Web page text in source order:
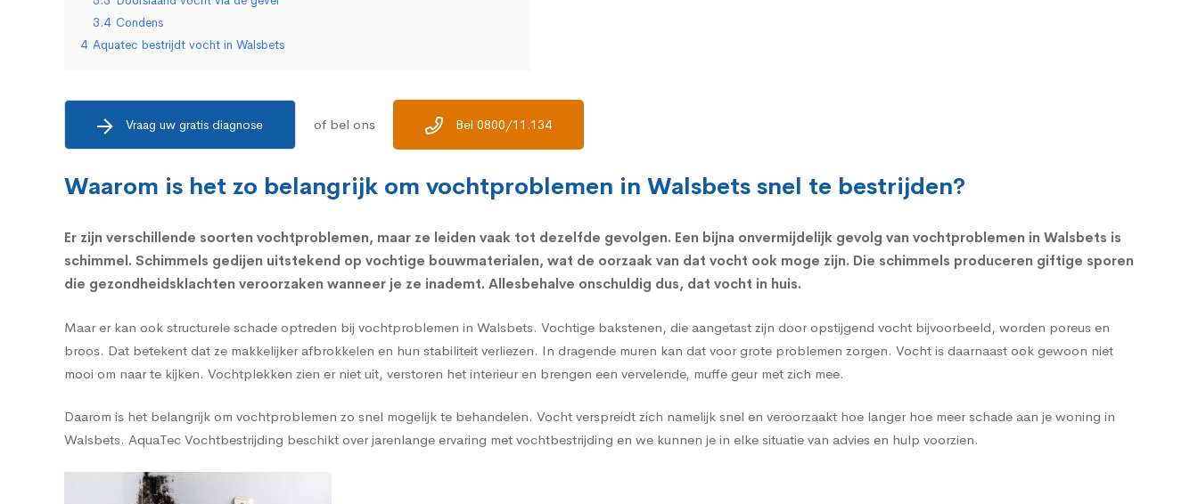
3.4 Condens
4 Aquatec bestrijdt vocht in Walsbets
Vraag uw gratis diagnose of bel ons Bel 0800/11.134
Waarom is het zo belangrijk om vochtproblemen in Walsbets snel te bestrijden?
Er zijn verschillende soorten vochtproblemen, maar ze leiden vaak tot dezelfde gevolgen. Een bijna onvermijdelijk gevolg van vochtproblemen in Walsbets is
schimmel. Schimmels gedijen uitstekend op vochtige bouwmaterialen, wat de oorzaak van dat vocht ook moge zijn. Die schimmels produceren giftige sporen
die gezondheidsklachten veroorzaken wanneer je ze inademt. Allesbehalve onschuldig dus, dat vocht in huis.
Maar er kan ook structurele schade optreden bij vochtproblemen in Walsbets. Vochtige bakstenen, die aangetast zijn door opstijgend vocht bijvoorbeeld, worden poreus en
broos. Dat betekent dat ze makkelijker afbrokkelen en hun stabiliteit verliezen. In dragende muren kan dat voor grote problemen zorgen. Vocht is daarnaast ook gewoon niet
mooi om naar te kijken. Vochtplekken zien er niet uit, verstoren het interieur en brengen een vervelende, muffe geur met zich mee.
Daarom is het belangrijk om vochtproblemen zo snel mogelijk te behandelen. Vocht verspreidt zich namelijk snel en veroorzaakt hoe langer hoe meer schade aan je woning in
Walsbets. AquaTec Vochtbestrijding beschikt over jarenlange ervaring met vochtbestrijding en we kunnen je in elke situatie van advies en hulp voorzien.